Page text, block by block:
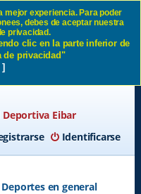
SD Eibar
Deportiva Eibar
Identificarse
Deportes en general
mejor experiencia. Para poder
debes de aceptar nuestra
privacidad.
clic en la parte inferior de
de privacidad"